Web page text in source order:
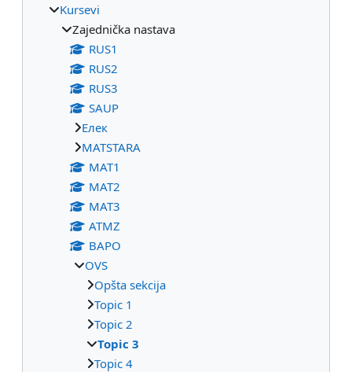
Kursevi
Zajednička nastava
RUS1
RUS2
RUS3
SAUP
Eлек
МАТSTARA
МАТ1
МАТ2
МАТ3
ATMZ
BAPO
OVS
Opšta sekcija
Topic 1
Topic 2
Topic 3
Topic 4